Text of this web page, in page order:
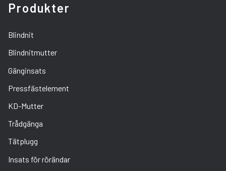
Produkter
Blindnit
Blindnitmutter
Gänginsats
Pressfästelement
KD-Mutter
Trådgänga
Tätplugg
Insats för rörändar